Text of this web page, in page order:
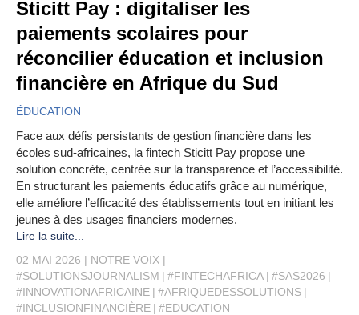
Sticitt Pay : digitaliser les
paiements scolaires pour
réconcilier éducation et inclusion
financière en Afrique du Sud
ÉDUCATION
Face aux défis persistants de gestion financière dans les
écoles sud-africaines, la fintech Sticitt Pay propose une
solution concrète, centrée sur la transparence et l’accessibilité.
En structurant les paiements éducatifs grâce au numérique,
elle améliore l’efficacité des établissements tout en initiant les
jeunes à des usages financiers modernes.
Lire la suite...
02 MAI 2026
NOTRE VOIX
#SOLUTIONSJOURNALISM
#FINTECHAFRICA
#SAS2026
#INNOVATIONAFRICAINE
#AFRIQUEDESSOLUTIONS
#INCLUSIONFINANCIÈRE
#EDUCATION